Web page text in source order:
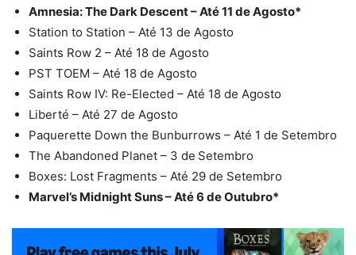
Amnesia: The Dark Descent – Até 11 de Agosto*
Station to Station – Até 13 de Agosto
Saints Row 2 – Até 18 de Agosto
PST TOEM – Até 18 de Agosto
Saints Row IV: Re-Elected – Até 18 de Agosto
Liberté – Até 27 de Agosto
Paquerette Down the Bunburrows – Até 1 de Setembro
The Abandoned Planet – 3 de Setembro
Boxes: Lost Fragments – Até 29 de Setembro
Marvel’s Midnight Suns – Até 6 de Outubro*